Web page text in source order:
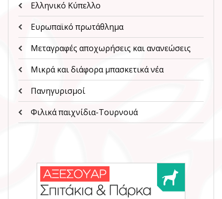
Ελληνικό Κύπελλο
Ευρωπαϊκό πρωτάθλημα
Μεταγραφές αποχωρήσεις και ανανεώσεις
Μικρά και διάφορα μπασκετικά νέα
Πανηγυρισμοί
Φιλικά παιχνίδια-Τουρνουά